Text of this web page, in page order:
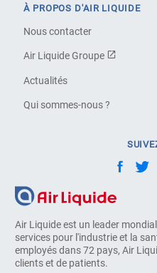
Air Liquide est un leader
services pour l'industrie et la
employés dans 72 pays, Air
clients et de patients.
À PROPOS D'AIR LIQUIDE
Nous contacter
Air Liquide Groupe
Actualités
Qui sommes-nous ?